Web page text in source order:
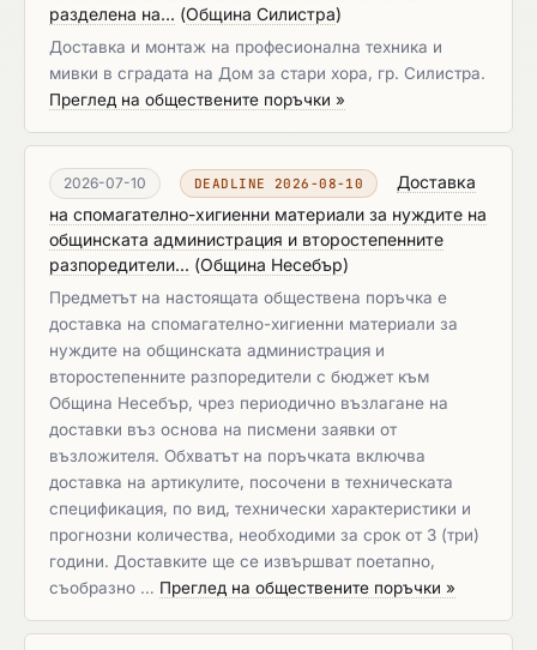
разделена на... (Община Силистра)
Доставка и монтаж на професионална техника и
мивки в сградата на Дом за стари хора, гр. Силистра.
Преглед на обществените поръчки »
2026-07-10 DEADLINE 2026-08-10
Доставка
на спомагателно-хигиенни материали за нуждите на
общинската администрация и второстепенните
разпоредители... (Община Несебър)
Предметът на настоящата обществена поръчка е
доставка на спомагателно-хигиенни материали за
нуждите на общинската администрация и
второстепенните разпоредители с бюджет към
Община Несебър, чрез периодично възлагане на
доставки въз основа на писмени заявки от
възложителя. Обхватът на поръчката включва
доставка на артикулите, посочени в техническата
спецификация, по вид, технически характеристики и
прогнозни количества, необходими за срок от 3 (три)
години. Доставките ще се извършват поетапно,
съобразно … Преглед на обществените поръчки »